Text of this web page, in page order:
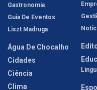
Gastronomia
Guia De Eventos
Liszt Madruga
Água De Chocalho
Cidades
Ciência
Clima